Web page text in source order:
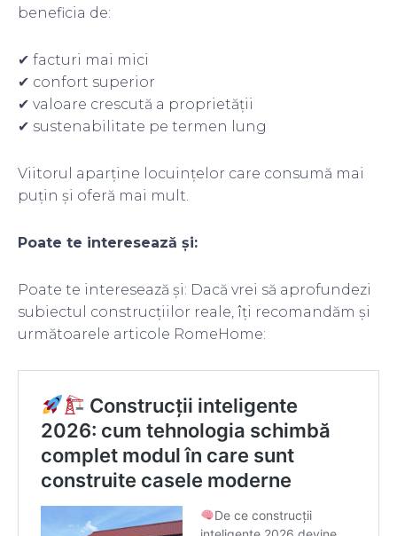
beneficia de:
✔ facturi mai mici
✔ confort superior
✔ valoare crescută a proprietății
✔ sustenabilitate pe termen lung
Viitorul aparține locuințelor care consumă mai
puțin și oferă mai mult.
Poate te interesează și:
Poate te interesează și: Dacă vrei să aprofundezi
subiectul construcțiilor reale, îți recomandăm și
următoarele articole RomeHome: